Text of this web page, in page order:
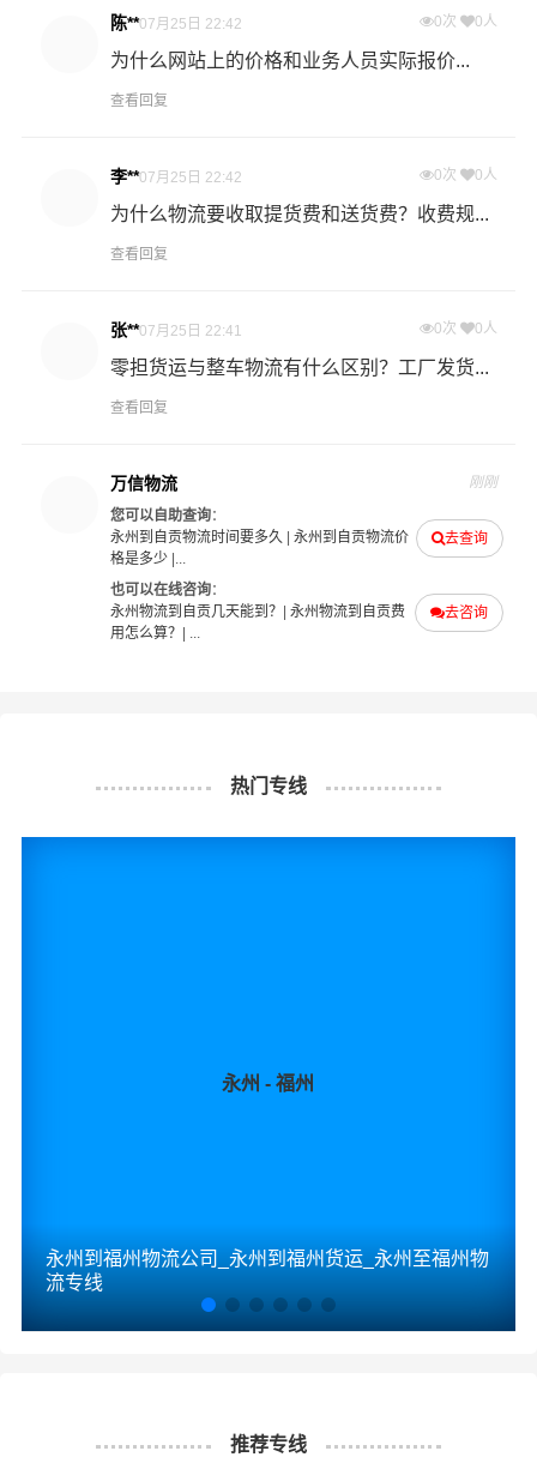
散地运送到指定的收货地点，期间产生的费用称为送货
- 万信物流永州物流业务部秉承“用心呵护，值得托付”的服
客户提供优质高效的永州到自贡的专线物流运输服务。永
的在为各行各业提供我们的物流服务，也得到了很多客户
的认可和口碑相传，如果您有意向选择我们，我们非常乐
也提供从永州发物流到自贡的运输服务，您也可以多多
咨询，找到合适您的物流服务商。
永州物流
陈**07月25日 22:42 0次 0人
为什么网站上的价格和业务人员实际报价...
查看回复
李**07月25日 22:42 0次 0人
为什么物流要收取提货费和送货费？收费规...
查看回复
张**07月25日 22:41 0次 0人
零担货运与整车物流有什么区别？工厂发货...
查看回复
万信物流 刚刚
去查询
您可以自助查询：
永州到自贡物流时间要多久
永州到自贡物流价
格是多少|...
去咨询
也可以在线咨询：
永州物流到自贡几天能到？
永州物流到自贡费
用怎么算？
| ...
热门专线
永州 - 福州
永州到福州物流公司_永州到福州货运_永州至福州物
流专线
推荐专线